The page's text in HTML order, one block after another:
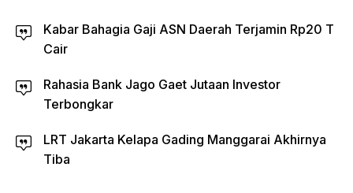
Kabar Bahagia Gaji ASN Daerah Terjamin Rp20 T
Cair
Rahasia Bank Jago Gaet Jutaan Investor
Terbongkar
LRT Jakarta Kelapa Gading Manggarai Akhirnya
Tiba